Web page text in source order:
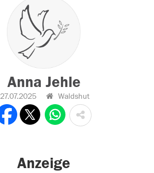
Anna Jehle
27.07.2025 Waldshut
Anzeige